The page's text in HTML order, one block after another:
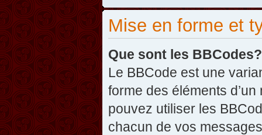
Mise en forme et
Que sont les BBCodes?
Le BBCode est une
forme des éléments
pouvez utiliser les
chacun de vos